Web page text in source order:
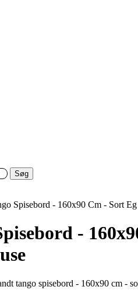
Søg
Spisebord - 160x90 Cm - Sort
-
tango spisebord - 160x90 cm -